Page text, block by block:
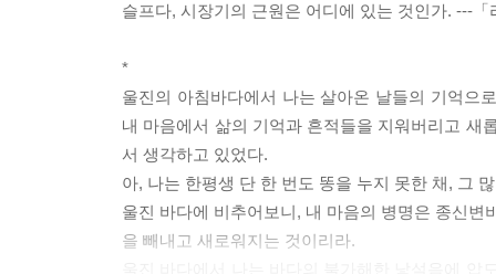
슬프다, 시장기의 근원은 어디에 있는 것인가. ---「
*
울진의 아침바다에서 나는 살아온 날들의 기억으
내 마음에서 삶의 기억과 흔적들을 지워버리고 새
서 생각하고 있었다.
아, 나는 한평생 단 한 번도 똥을 누지 못한 채, 그
울진 바다에 비추어보니, 내 마음의 병명은 종신
을 빼내고 새로워지는 것이리라.